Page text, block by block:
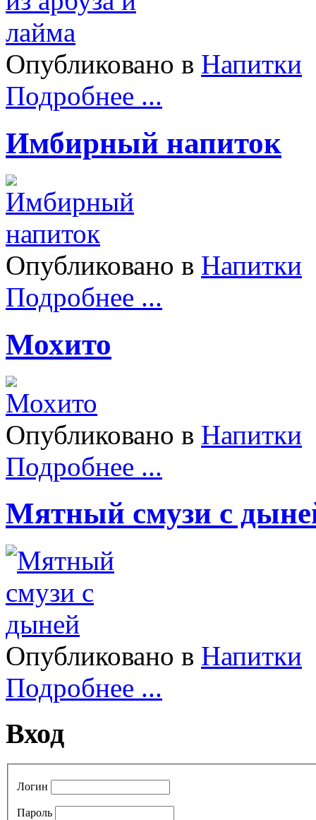
Опубликовано в Напитки
Подробнее ...
Имбирный напиток
Опубликовано в Напитки
Подробнее ...
Мохито
Опубликовано в Напитки
Подробнее ...
Мятный смузи с
Опубликовано в Напитки
Подробнее ...
Вход
Логин
Пароль